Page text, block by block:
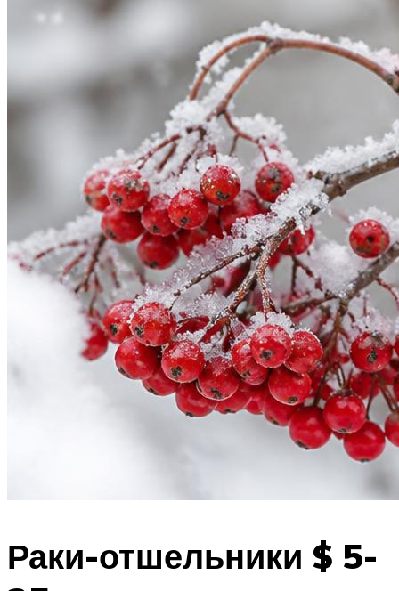
Раки-отшельники $ 5-